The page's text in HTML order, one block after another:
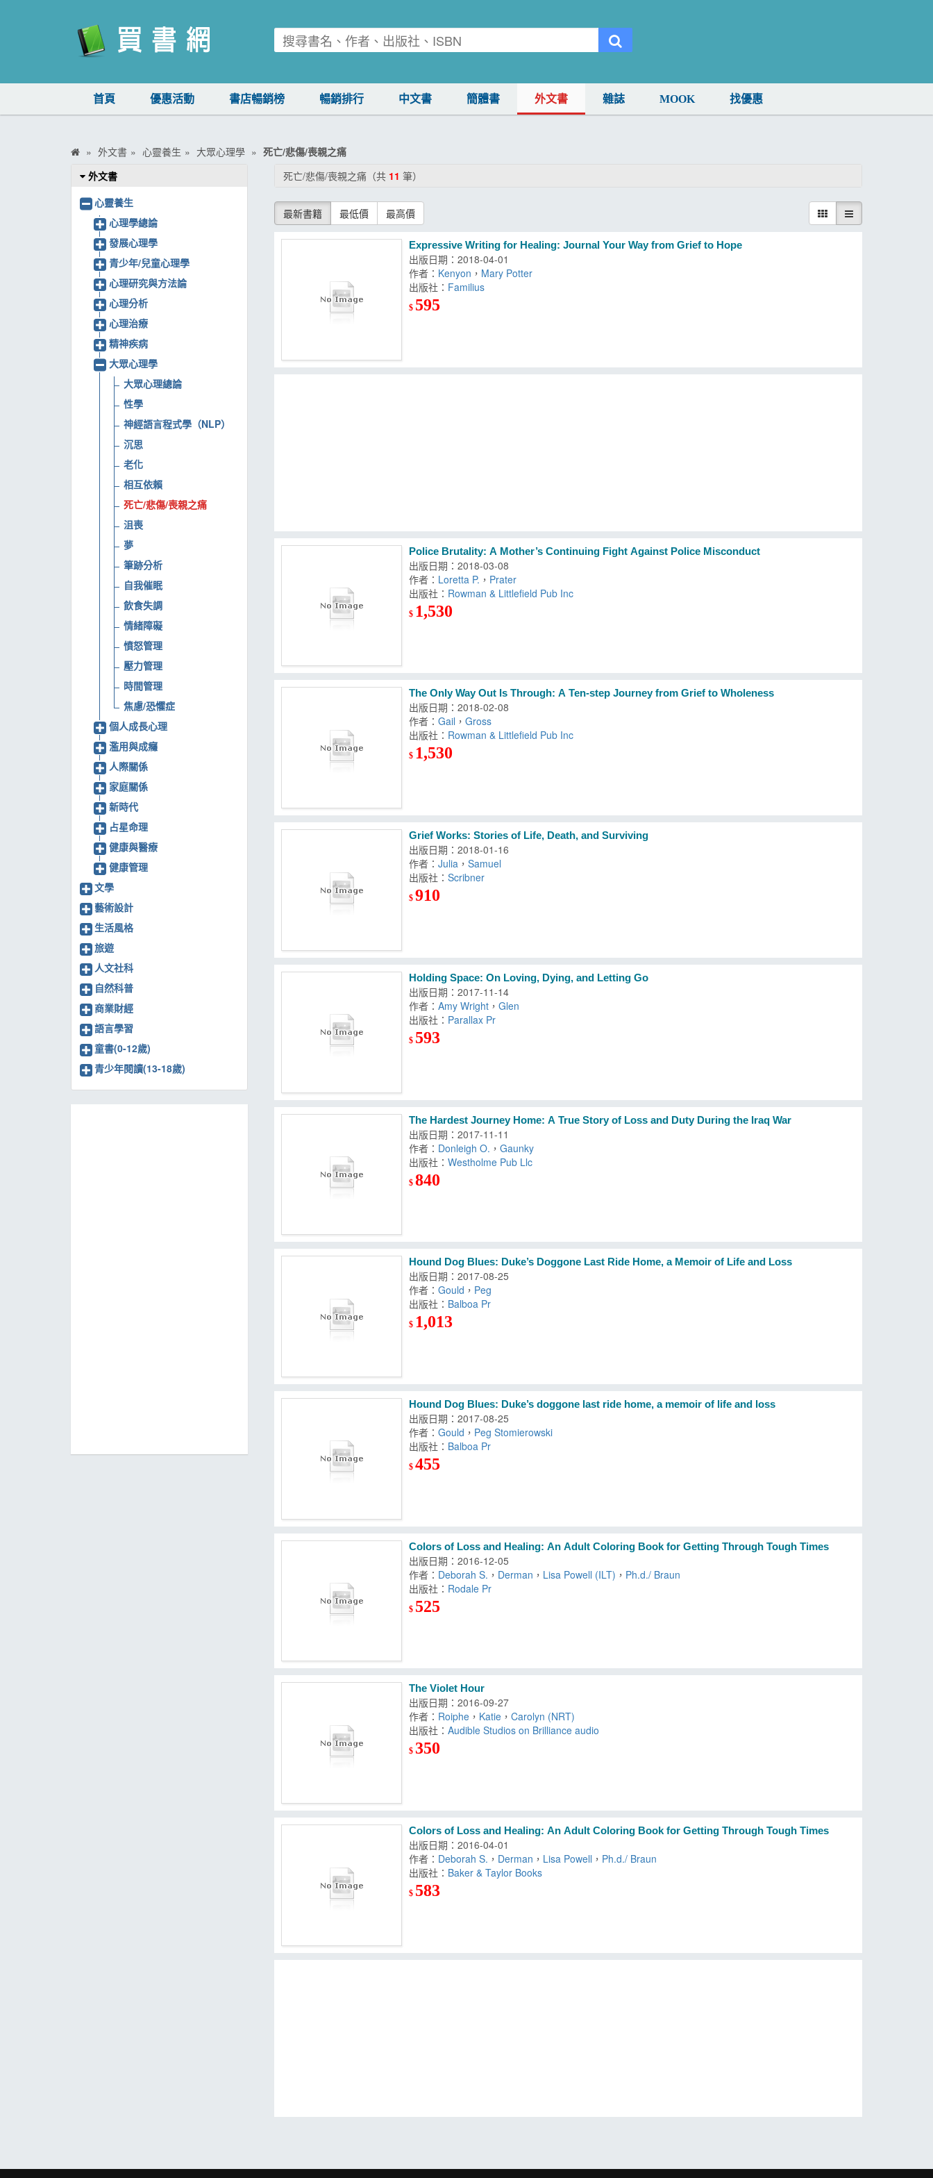
首頁 優惠活動 書店暢銷榜 暢銷排行 中文書 簡體書 外文書 雜誌 MOOK 找優惠
外文書 心靈養生 大眾心理學
死亡/悲傷/喪親之痛
死亡/悲傷/喪親之痛（共 11 筆）
最新書籍 最低價 最高價
Expressive Writing for Healing: Journal Your Way from Grief to Hope
出版日期：2018-04-01
作者： Kenyon ， Mary Potter
出版社： Familius
$ 595
Police Brutality: A Mother’s Continuing Fight Against Police Misconduct
出版日期：2018-03-08
作者： Loretta P. ， Prater
出版社： Rowman & Littlefield Pub Inc
$ 1,530
The Only Way Out Is Through: A Ten-step Journey from Grief to Wholeness
出版日期：2018-02-08
作者：Gail ，Gross
出版社： Rowman & Littlefield Pub Inc
$ 1,530
Grief Works: Stories of Life, Death, and Surviving
出版日期：2018-01-16
作者：Julia ，Samuel
出版社：Scribner
$ 910
Holding Space: On Loving, Dying, and Letting Go
出版日期：2017-11-14
作者：Amy Wright ，Glen
出版社： Parallax Pr
$ 593
The Hardest Journey Home: A True Story of Loss and Duty During the Iraq War
出版日期：2017-11-11
作者： Donleigh O. ，Gaunky
出版社：Westholme Pub Llc
$840
Hound Dog Blues: Duke’s Doggone Last Ride Home, a Memoir of Life and Loss
出版日期：2017-08-25
作者：Gould ， Peg
出版社： Balboa Pr
$ 1,013
Hound Dog Blues: Duke’s doggone last ride home, a memoir of life and loss
出版日期：2017-08-25
作者：Gould ， Peg Stomierowski
出版社： Balboa Pr
$455
Colors of Loss and Healing: An Adult Coloring Book for Getting Through Tough Times
出版日期：2016-12-05
作者： Deborah S. ， Derman ， Lisa Powell (ILT) ， Ph.d./ Braun
出版社： Rodale Pr
$ 525
The Violet Hour
出版日期：2016-09-27
作者： Roiphe ， Katie ，Carolyn (NRT)
出版社：Audible Studios on Brilliance audio
$ 350
Colors of Loss and Healing: An Adult Coloring Book for Getting Through Tough Times
出版日期：2016-04-01
作者： Deborah S. ， Derman ， Lisa Powell ， Ph.d./ Braun
出版社： Baker & Taylor Books
$ 583
外文書
心靈養生
心理學總論
發展心理學
青少年/兒童心理學
心理研究與方法論
心理分析
心理治療
精神疾病
大眾心理學
大眾心理總論
性學
神經語言程式學（NLP）
沉思
老化
相互依賴
死亡/悲傷/喪親之痛
沮喪
夢
筆跡分析
自我催眠
飲食失調
情緒障礙
憤怒管理
壓力管理
時間管理
焦慮/恐懼症
個人成長心理
濫用與成癮
人際關係
家庭關係
新時代
占星命理
健康與醫療
健康管理
文學
藝術設計
生活風格
旅遊
人文社科
自然科普
商業財經
語言學習
童書(0-12歲)
青少年閱讀(13-18歲)